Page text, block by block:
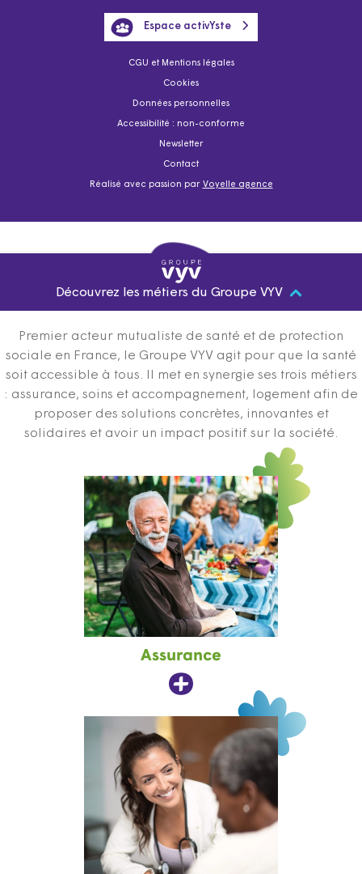
CGU et Mentions légales
Cookies
Données personnelles
Accessibilité : non-conforme
Newsletter
Contact
Réalisé avec passion par Voyelle agence
Espace activYste
Découvrez les métiers du Groupe VYV
Premier acteur mutualiste de santé et de protection
sociale en France, le Groupe VYV agit pour que la santé
soit accessible à tous. Il met en synergie ses trois métiers
: assurance, soins et accompagnement, logement afin de
proposer des solutions concrètes, innovantes et
solidaires et avoir un impact positif sur la société.
Assurance